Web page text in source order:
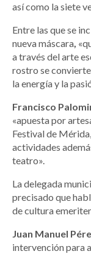
así como la siete
Entre las que se
nueva máscara,
a través del arte
rostro se
la energía y la
Francisco
«apuesta por
Festival de
actividades
teatro».
La delegada
precisado que
de cultura
Juan Manuel
intervención para